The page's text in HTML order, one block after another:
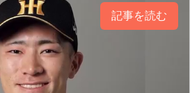
記事を読む